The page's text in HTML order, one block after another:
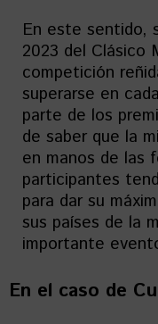
En este sentido,
2023 del Clásico
competición
superarse en
parte de los
de saber que la
en manos de las
participantes
para dar su
sus países de la
importante
En el caso de